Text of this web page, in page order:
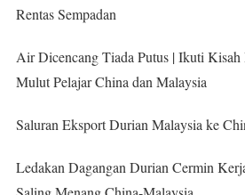
Rentas Sempadan
Air Dicencang Tiada Putus | Ikuti Kisah
Mulut Pelajar China dan Malaysia
Saluran Eksport Durian Malaysia ke
Ledakan Dagangan Durian Cermin